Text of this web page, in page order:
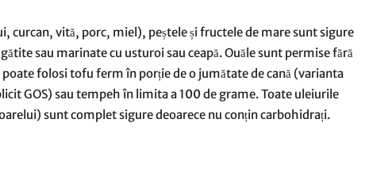
curcan, vită, porc, miel), peștele și fructele de mare sunt sigure
sau marinate cu usturoi sau ceapă. Ouăle sunt permise fără
folosi tofu ferm în porție de o jumătate de cană (varianta
GOS) sau tempeh în limita a 100 de grame. Toate uleiurile
sunt complet sigure deoarece nu conțin carbohidrați.